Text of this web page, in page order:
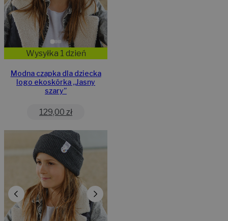
Wysyłka 1 dzień
Modna czapka dla dziecka
logo ekoskórka „Jasny
szary”
129,00 zł